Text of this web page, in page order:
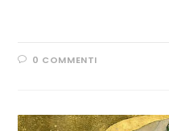
0 COMMENTI